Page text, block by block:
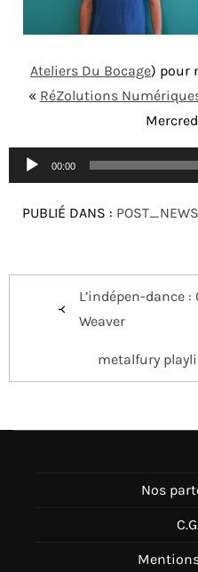
Ateliers Du Bocage) pour
« RéZolutions
Lecteur
audio
00:00
PUBLIÉ DANS : POST_NEWS
Navigation
L’indépen-dance
Weaver
metalfury
Nos